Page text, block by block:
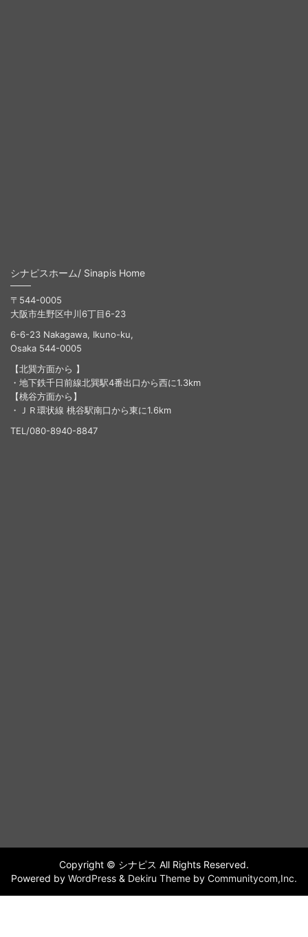
シナピスホーム/ Sinapis Home
〒544-0005
大阪市生野区中川6丁目6-23
6-6-23 Nakagawa, Ikuno-ku,
Osaka 544-0005
【北巽方面から 】
・地下鉄千日前線北巽駅4番出口から西に1.3km
【桃谷方面から】
・ＪＲ環状線 桃谷駅南口から東に1.6km
TEL/080-8940-8847
Copyright © シナピス All Rights Reserved.
Powered by WordPress & Dekiru Theme by Communitycom,Inc.